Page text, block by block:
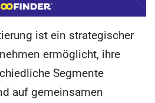
ist ein strategischer
ermöglicht, ihre
Segmente
auf gemeinsamen